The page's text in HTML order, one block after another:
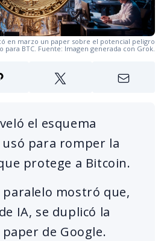
en marzo un paper sobre el potencial peligro
para BTC. Fuente: Imagen generada con Grok.
el esquema
para romper la
protege a Bitcoin.
mostró que,
IA, se duplicó la
de Google.